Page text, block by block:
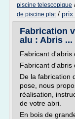
piscine telescopique
de piscine plat/ prix
Fabrication
alu : Abris ...
Fabricant d'abris
Fabricant d'abris
De la fabrication
pose, nous
réalisation,
de votre abri.
En bois de